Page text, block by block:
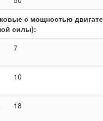
с мощностью
силы):
7
10
18